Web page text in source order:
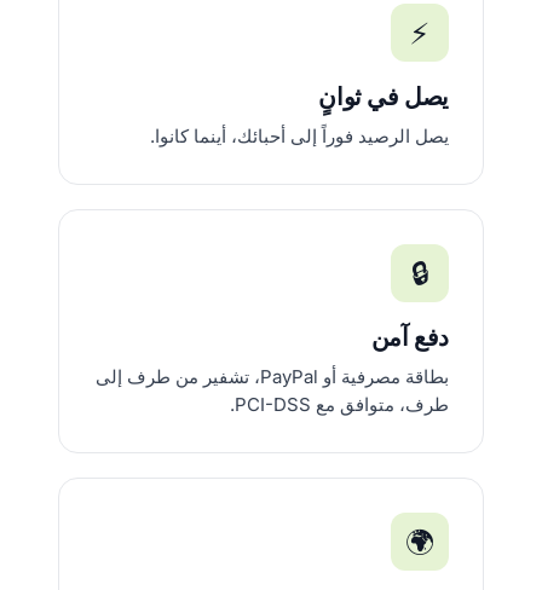
⚡
يصل في ثوانٍ
يصل الرصيد فوراً إلى أحبائك، أينما كانوا.
🔒
دفع آمن
بطاقة مصرفية أو PayPal، تشفير من طرف إلى
طرف، متوافق مع PCI-DSS.
🌍